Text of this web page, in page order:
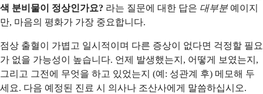
색 분비물이 정상인가요? 라는 질문에 대한 답은 대부분 예이지
만, 마음의 평화가 가장 중요합니다.
점상 출혈이 가볍고 일시적이며 다른 증상이 없다면 걱정할 필요
가 없을 가능성이 높습니다. 언제 발생했는지, 어떻게 보였는지,
그리고 그전에 무엇을 하고 있었는지 (예: 성관계 후) 메모해 두
세요. 다음 예정된 진료 시 의사나 조산사에게 말씀하십시오.